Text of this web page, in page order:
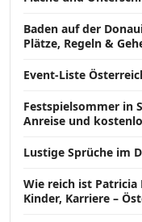
Baden auf der
Plätze, Regeln &
Event-Liste
Festspielsommer in
Anreise und
Lustige Sprüche im
Wie reich ist Patricia
Kinder, Karriere –